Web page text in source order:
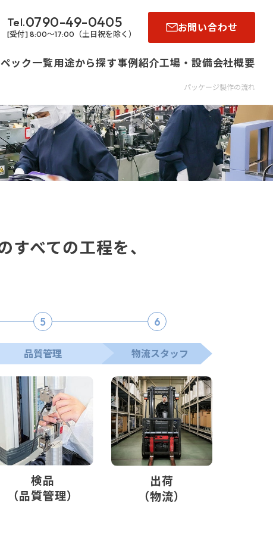
0790-49-0405
[受付] 8:00～17:00（土日祝を除く）
お問い合わせ
レトルト食品
パウチ
動包装用フ
ム）
レンジ
パウチ
ック一覧用途から探す
パッケージデザイン・製作
食品の
その他商品の
パッケージデザイン・製作
事例紹介工場・設備会社概要
パッケージ製作の流れ
べての⼯程を、
5
品質管理
検品
（品質管理）
6
物流スタッフ
出荷
（物流）